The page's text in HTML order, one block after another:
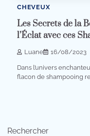
CHEVEUX
Les Secrets de la
l’Éclat avec ces
Luane 16/08/2023
Dans l’univers
flacon de shampooing
Rechercher